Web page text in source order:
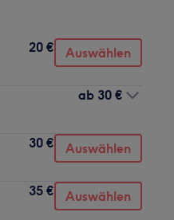
20 € Auswählen
ab 30 €
30 € Auswählen
35 € Auswählen